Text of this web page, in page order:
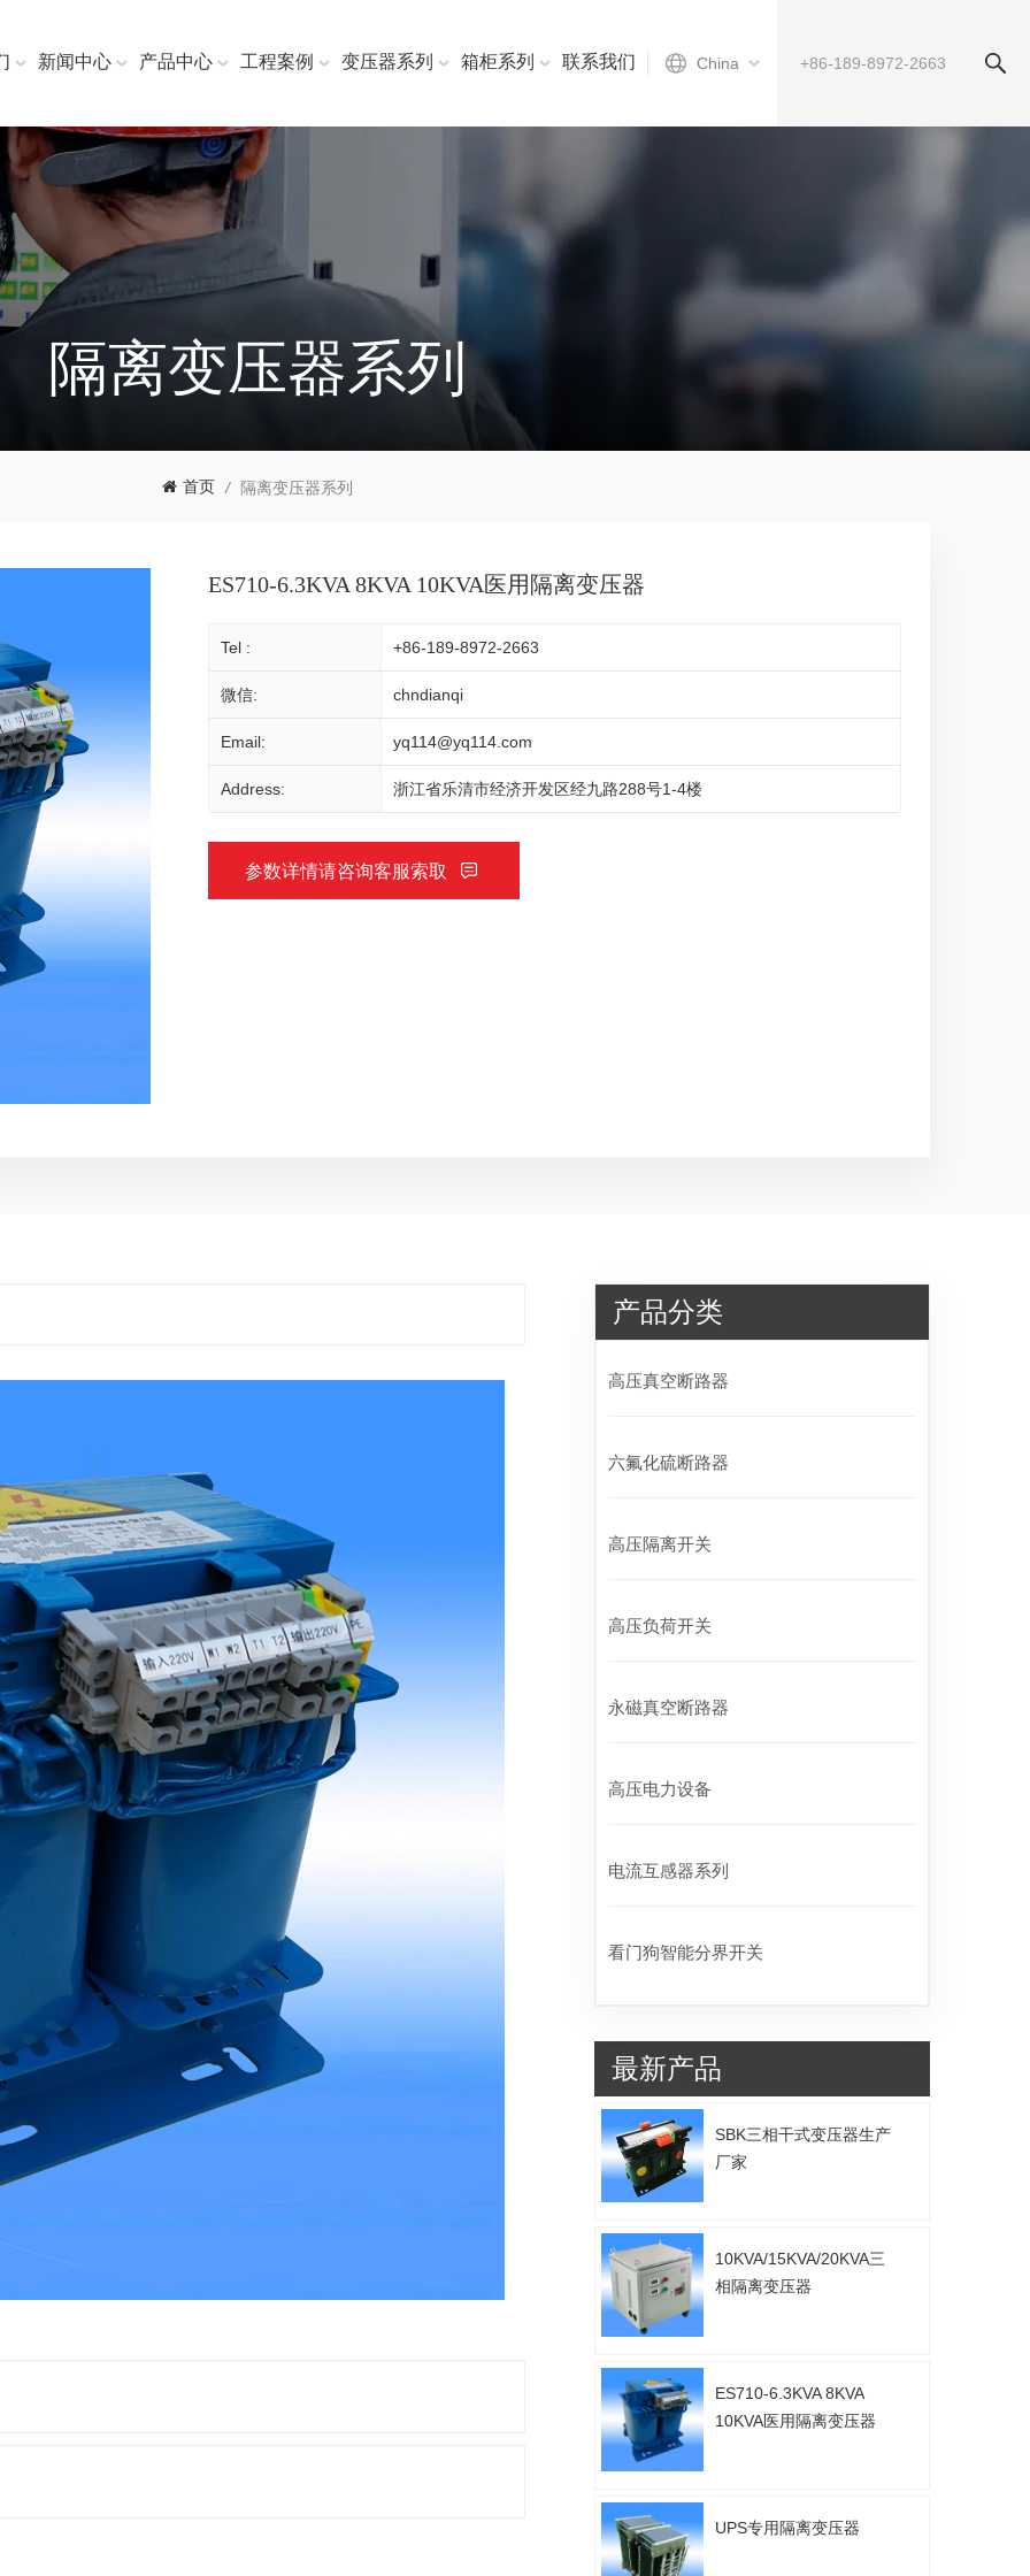
China
新闻中心 产品中心 工程案例 变压器系列 箱柜系列 联系我们
隔离变压器系列
首页 / 隔离变压器系列
ES710-6.3KVA 8KVA 10KVA医用隔离变压器
Tel : +86-189-8972-2663
微信: chndianqi
Email: yq114@yq114.com
Address: 浙江省乐清市经济开发区经九路288号1-4楼
参数详情请咨询客服索取
产品分类
高压真空断路器
六氟化硫断路器
高压隔离开关
高压负荷开关
永磁真空断路器
高压电力设备
电流互感器系列
看门狗智能分界开关
最新产品
SBK三相干式变压器生产
厂家
10KVA/15KVA/20KVA三
相隔离变压器
ES710-6.3KVA 8KVA
10KVA医用隔离变压器
UPS专用隔离变压器